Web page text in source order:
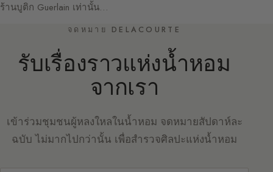
ร้านบูติก Guerlain เท่านั้น…
จดหมาย DELACOURTE
รับเรื่องราวแห่งน้ำหอม
จากเรา
เข้าร่วมชุมชนผู้หลงใหลในน้ำหอม จดหมายสัปดาห์ละ
ฉบับ ไม่มากไปกว่านั้น เพื่อสำรวจศิลปะแห่งน้ำหอม